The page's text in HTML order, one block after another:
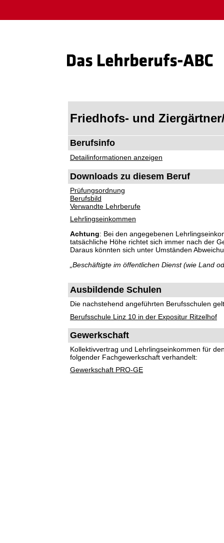
Friedhofs- und
Berufsinfo
Detailinformationen anzeigen
Downloads zu diesem Beruf
Prüfungsordnung
Berufsbild
Verwandte Lehrberufe
Lehrlingseinkommen
Achtung: Bei den angegebenen
tatsächliche Höhe richtet sich immer nach der
Daraus könnten sich unter Umständen
„Beschäftigte im öffentlichen Dienst (wie Land
Ausbildende Schulen
Die nachstehend angeführten Berufsschulen
Berufsschule Linz 10 in der Expositur Ritzelhof
Gewerkschaft
Kollektivvertrag und Lehrlingseinkommen für
folgender Fachgewerkschaft verhandelt:
Gewerkschaft PRO-GE